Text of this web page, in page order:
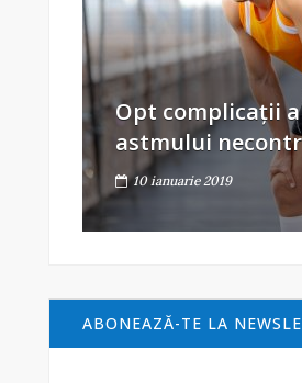
Opt complicații
astmului
10 ianuarie 2019
ABONEAZĂ-TE LA